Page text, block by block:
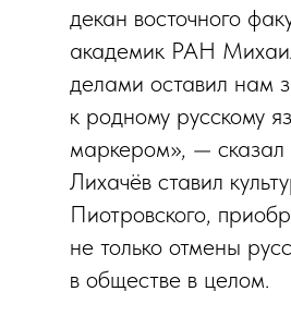
декан восточного
академик РАН
делами оставил нам
к родному русскому
маркером», — сказал
Лихачёв ставил
Пиотровского,
не только отмены
в обществе в целом.